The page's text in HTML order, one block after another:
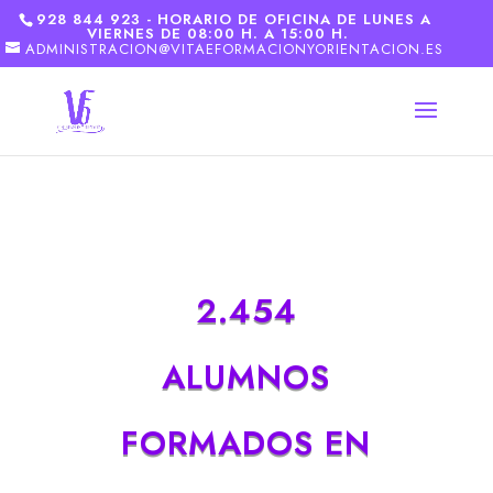
928 844 923 - HORARIO DE OFICINA DE LUNES A
VIERNES DE 08:00 H. A 15:00 H.
ADMINISTRACION@VITAEFORMACIONYORIENTACION.ES
2.454
ALUMNOS
FORMADOS EN